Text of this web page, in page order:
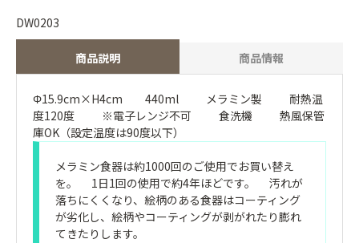
商品説明 商品情報
Φ15.9cm×H4cm 440ml メラミン製 耐熱温
度120度 ※電子レンジ不可 食洗機 熱風保管
庫OK（設定温度は90度以下）
メラミン食器は約1000回のご使用でお買い替え
を。 1日1回の使用で約4年ほどです。 汚れが
落ちにくくなり、絵柄のある食器はコーティング
が劣化し、絵柄やコーティングが剥がれたり膨れ
てきたりします。
DW0203